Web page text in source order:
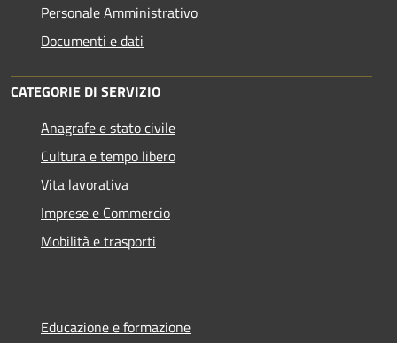
Personale Amministrativo
Documenti e dati
CATEGORIE DI SERVIZIO
Anagrafe e stato civile
Cultura e tempo libero
Vita lavorativa
Imprese e Commercio
Mobilità e trasporti
Educazione e formazione